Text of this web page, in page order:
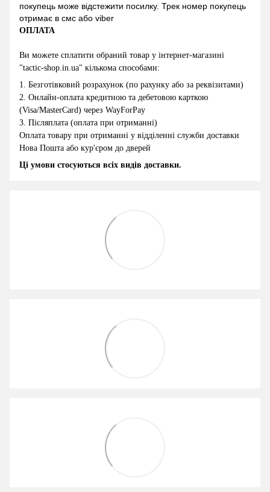
покупець може відстежити посилку. Трек номер покупець
отримає в смс або viber
ОПЛАТА
Ви можете сплатити обраний товар у інтернет-магазині
"tactic-shop.in.ua" кількома способами:
1. Безготівковий розрахунок (по рахунку або за реквізитами)
2 Онлайн-оплата кредитною та дебетовою карткою
(Visa/MasterCard) через WayForPay
3. Післяплата (оплата при отриманні)
Оплата товару при отриманні у відділенні служби доставки
Нова Пошта або кур'єром до дверей
Ці умови стосуються всіх видів доставки.